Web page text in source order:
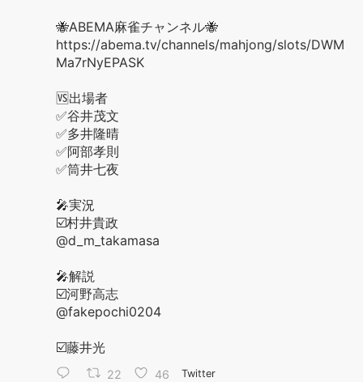
🐝ABEMA麻雀チャンネル🐝
https://abema.tv/channels/mahjong/slots/DWM
Ma7rNyEPASK
🆚出場者
✅谷井茂文
✅多井隆晴
✅阿部孝則
✅筒井七夜
🎤実況
☑️村井貴政
@d_m_takamasa
🎤解説
☑️河野高志
@fakepochi0204
☑️藤井光
22 46 Twitter